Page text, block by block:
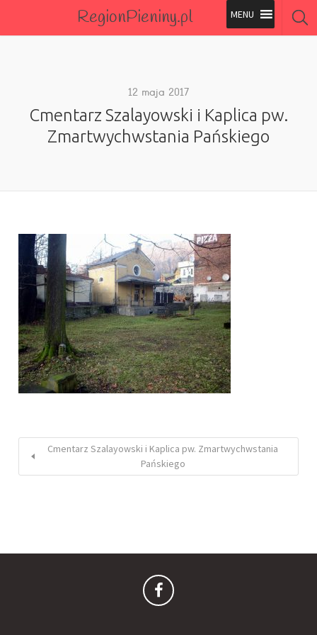
RegionPieniny.pl
Wszystkie Obiekty
12 maja 2017
Cmentarz Szalayowski i Kaplica pw.
Zmartwychwstania Pańskiego
Cmentarz Szalayowski i Kaplica pw. Zmartwychwstania
Pańskiego